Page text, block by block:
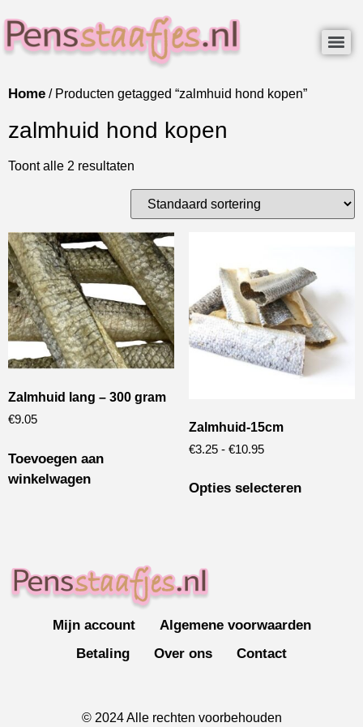
Home / Producten getagged “zalmhuid hond kopen”
zalmhuid hond kopen
Toont alle 2 resultaten
Zalmhuid lang – 300 gram
€9.05
Toevoegen aan
winkelwagen
Zalmhuid-15cm
€3.25 - €10.95
Opties selecteren
Mijn account
Algemene voorwaarden
Betaling
Over ons Contact
© 2024 Alle rechten voorbehouden